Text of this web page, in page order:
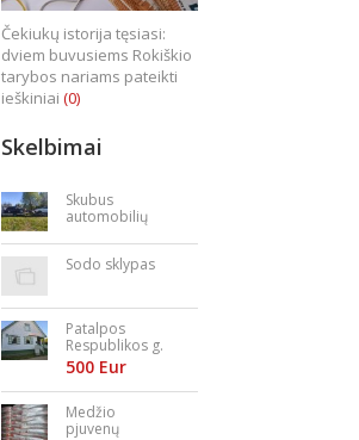
Čekiukų istorija tęsiasi:
dviem buvusiems Rokiškio
tarybos nariams pateikti
ieškiniai (0)
Skelbimai
Skubus
automobilių
Sodo sklypas
Patalpos
Respublikos g.
23
500 Eur
Medžio
pjuvenų